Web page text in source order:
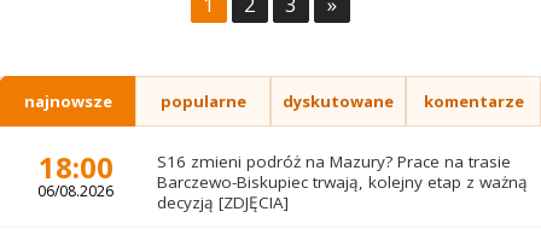
najnowsze popularne dyskutowane komentarze
18:00
06/08.2026
S16 zmieni podróż na Mazury? Prace na trasie
Barczewo-Biskupiec trwają, kolejny etap z ważną
decyzją [ZDJĘCIA]